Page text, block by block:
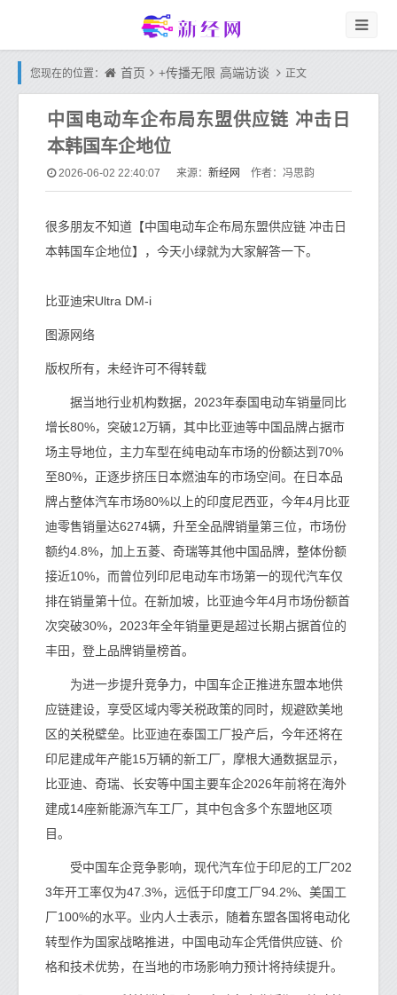
您现在的位置： 首页 +传播无限 高端访谈 正文
中国电动车企布局东盟供应链 冲击日
本韩国车企地位
2026-06-02 22:40:07 来源： 新经网 作者：冯思韵
很多朋友不知道【中国电动车企布局东盟供应链 冲击日
本韩国车企地位】，今天小绿就为大家解答一下。
比亚迪宋Ultra DM-i
图源网络
版权所有，未经许可不得转载
据当地行业机构数据，2023年泰国电动车销量同比
增长80%，突破12万辆，其中比亚迪等中国品牌占据市
场主导地位，主力车型在纯电动车市场的份额达到70%
至80%，正逐步挤压日本燃油车的市场空间。在日本品
牌占整体汽车市场80%以上的印度尼西亚，今年4月比亚
迪零售销量达6274辆，升至全品牌销量第三位，市场份
额约4.8%，加上五菱、奇瑞等其他中国品牌，整体份额
接近10%，而曾位列印尼电动车市场第一的现代汽车仅
排在销量第十位。在新加坡，比亚迪今年4月市场份额首
次突破30%，2023年全年销量更是超过长期占据首位的
丰田，登上品牌销量榜首。
为进一步提升竞争力，中国车企正推进东盟本地供
应链建设，享受区域内零关税政策的同时，规避欧美地
区的关税壁垒。比亚迪在泰国工厂投产后，今年还将在
印尼建成年产能15万辆的新工厂，摩根大通数据显示，
比亚迪、奇瑞、长安等中国主要车企2026年前将在海外
建成14座新能源汽车工厂，其中包含多个东盟地区项
目。
受中国车企竞争影响，现代汽车位于印尼的工厂202
3年开工率仅为47.3%，远低于印度工厂94.2%、美国工
厂100%的水平。业内人士表示，随着东盟各国将电动化
转型作为国家战略推进，中国电动车企凭借供应链、价
格和技术优势，在当地的市场影响力预计将持续提升。